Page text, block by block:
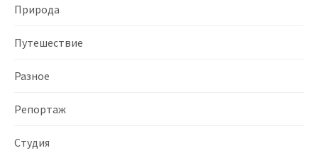
Природа
Путешествие
Разное
Репортаж
Студия